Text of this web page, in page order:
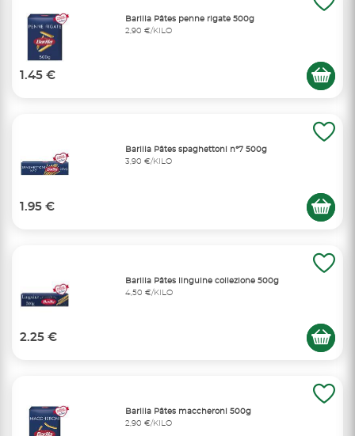
Barilla Pâtes penne rigate 500g
2,90 €/KILO
1.45 €
Barilla Pâtes spaghettoni n°7 500g
3,90 €/KILO
1.95 €
Barilla Pâtes linguine collezione 500g
4,50 €/KILO
2.25 €
Barilla Pâtes maccheroni 500g
2,90 €/KILO